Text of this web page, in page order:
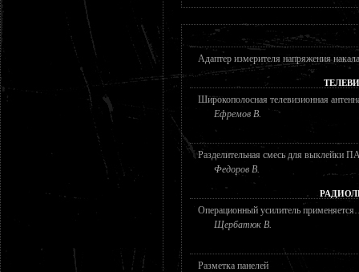
Адаптер измерителя напряжения
Широкополосная телевизионная
Ефремов В.
Разделительная смесь для выклейки
Федоров В.
Операционный усилитель
Щербатюк В.
Разметка панелей